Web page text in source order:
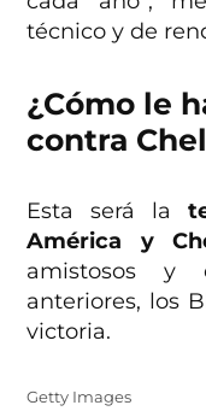
técnico y de
¿Cómo le
contra
Esta será la
América y
amistosos y
anteriores, los
victoria.
Getty Images